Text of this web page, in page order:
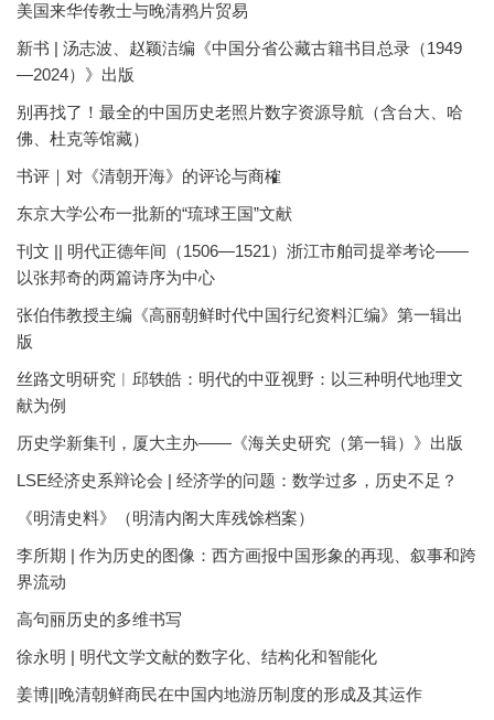
美国来华传教士与晚清鸦片贸易
新书 | 汤志波、赵颖洁编《中国分省公藏古籍书目总录（1949
—2024）》出版
别再找了！最全的中国历史老照片数字资源导航（含台大、哈
佛、杜克等馆藏）
书评｜对《清朝开海》的评论与商榷
东京大学公布一批新的“琉球王国”文献
刊文 || 明代正德年间（1506—1521）浙江市舶司提举考论——
以张邦奇的两篇诗序为中心
张伯伟教授主编《高丽朝鲜时代中国行纪资料汇编》第一辑出
版
丝路文明研究︱邱轶皓：明代的中亚视野：以三种明代地理文
献为例
历史学新集刊，厦大主办——《海关史研究（第一辑）》出版
LSE经济史系辩论会 | 经济学的问题：数学过多，历史不足？
《明清史料》（明清内阁大库残馀档案）
李所期 | 作为历史的图像：西方画报中国形象的再现、叙事和跨
界流动
高句丽历史的多维书写
徐永明 | 明代文学文献的数字化、结构化和智能化
姜博||晚清朝鲜商民在中国内地游历制度的形成及其运作